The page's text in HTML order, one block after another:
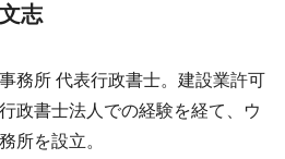
志
務所 代表行政書士。建設業許可
政書士法人での経験を経て、ウ
所を設立。